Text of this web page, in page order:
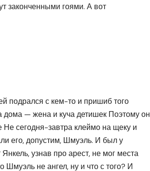
закончен­ными гоями. А вот
подрался с кем-то и пришиб того
дома — жена и куча детишек Поэтому он
Не сегодня-завтра клеймо на щеку и
его, допустим, Шмуэль. И был у
узнав про арест, не мог места
Шмуэль не ангел, ну и что с того? И